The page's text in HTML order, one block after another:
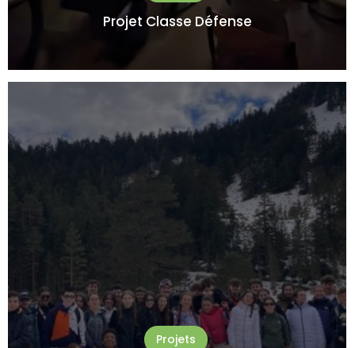
Projet Classe Défense
Projets